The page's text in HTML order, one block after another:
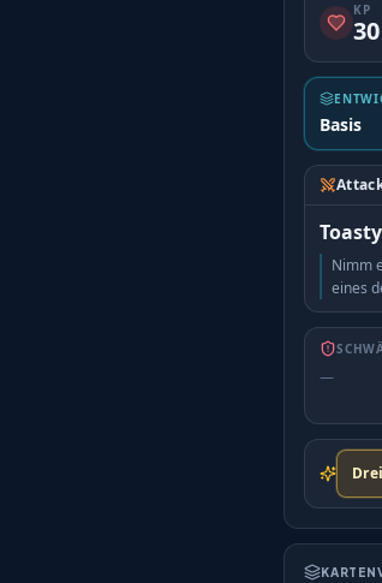
KP
30
Basis
Nimm
eines
—